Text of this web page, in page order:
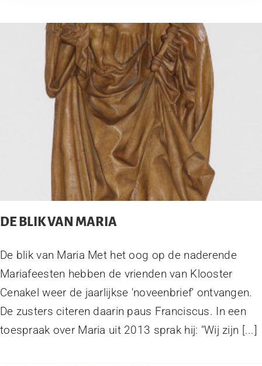
DE BLIK VAN MARIA
De blik van Maria Met het oog op de naderende
Mariafeesten hebben de vrienden van Klooster
Cenakel weer de jaarlijkse 'noveenbrief' ontvangen.
De zusters citeren daarin paus Franciscus. In een
toespraak over Maria uit 2013 sprak hij: "Wij zijn [...]